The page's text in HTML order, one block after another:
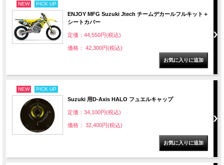
NEW PICK UP
ENJOY MFG Suzuki Jtech チームデカールフルキット＋
シートカバー
定価：44,550円(税込)
価格： 42,300円(税込)
NEW PICK UP
Suzuki 用D-Axis HALO フュエルキャップ
定価：34,100円(税込)
価格： 32,400円(税込)